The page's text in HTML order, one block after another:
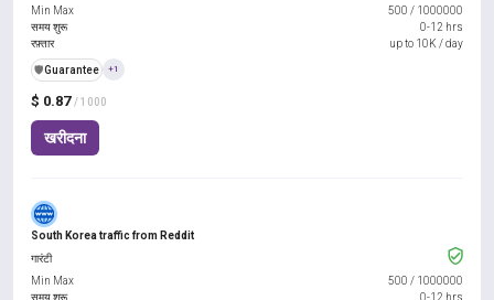
$ 0.87 / 1000
खरीदना
Min Max
500 / 1000000
समय शुरू
0-12 hrs
रफ़्तार
up to 10K / day
️🛡️Guarantee +1
South Korea traffic from Reddit
गारंटी
Min Max
500 / 1000000
समय शुरू
0-12 hrs